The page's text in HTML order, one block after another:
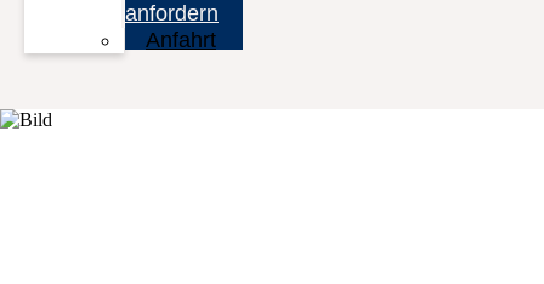
anfordern
Anfahrt